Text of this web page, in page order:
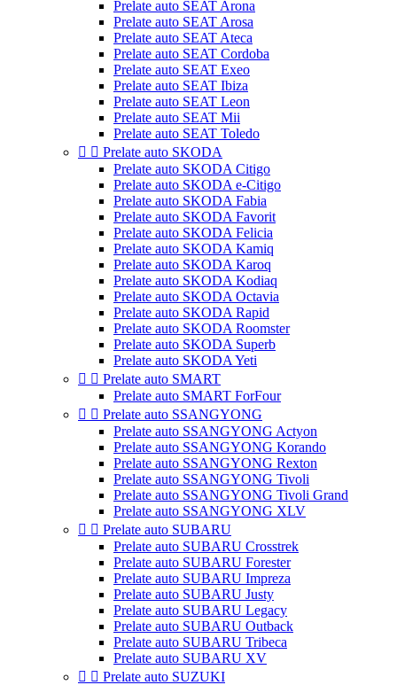
Prelate auto SEAT Arona
Prelate auto SEAT Arosa
Prelate auto SEAT Ateca
Prelate auto SEAT Cordoba
Prelate auto SEAT Exeo
Prelate auto SEAT Ibiza
Prelate auto SEAT Leon
Prelate auto SEAT Mii
Prelate auto SEAT Toledo
  Prelate auto SKODA
Prelate auto SKODA Citigo
Prelate auto SKODA e-Citigo
Prelate auto SKODA Fabia
Prelate auto SKODA Favorit
Prelate auto SKODA Felicia
Prelate auto SKODA Kamiq
Prelate auto SKODA Karoq
Prelate auto SKODA Kodiaq
Prelate auto SKODA Octavia
Prelate auto SKODA Rapid
Prelate auto SKODA Roomster
Prelate auto SKODA Superb
Prelate auto SKODA Yeti
  Prelate auto SMART
Prelate auto SMART ForFour
  Prelate auto SSANGYONG
Prelate auto SSANGYONG Actyon
Prelate auto SSANGYONG Korando
Prelate auto SSANGYONG Rexton
Prelate auto SSANGYONG Tivoli
Prelate auto SSANGYONG Tivoli Grand
Prelate auto SSANGYONG XLV
  Prelate auto SUBARU
Prelate auto SUBARU Crosstrek
Prelate auto SUBARU Forester
Prelate auto SUBARU Impreza
Prelate auto SUBARU Justy
Prelate auto SUBARU Legacy
Prelate auto SUBARU Outback
Prelate auto SUBARU Tribeca
Prelate auto SUBARU XV
  Prelate auto SUZUKI